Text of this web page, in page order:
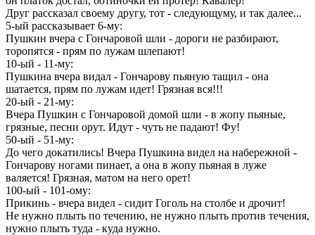
Друг рассказал своему другу, тот - следующуму, и так далее...
5-ый рассказывает 6-му:
Пушкин вчера с Гончаровой шли - дороги не разбирают,
торопятся - прям по лужам шлепают!
10-ый - 11-му:
Пушкина вчера видал - Гончарову пьяную тащил - она
шатается, прям по лужам идет! Грязная вся!!!
20-ый - 21-му:
Вчера Пушкин с Гончаровой домой шли - в жопу пьяные,
грязные, песни орут. Идут - чуть не падают! Фу!
50-ый - 51-му:
До чего докатились! Вчера Пушкина видел на набережной -
Гончарову ногами пинает, а она в жопу пьяная в луже
валяется! Грязная, матом на него орет!
100-ый - 101-ому:
Прикинь - вчера видел - сидит Гоголь на столбе и дрочит!
Не нужно плыть по течению, не нужно плыть против течения,
нужно плыть туда - куда нужно.